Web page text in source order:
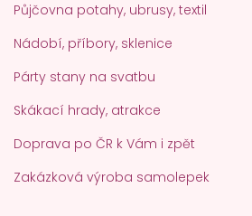
Půjčovna potahy, ubrusy, textil
Nádobí, příbory, sklenice
Párty stany na svatbu
Skákací hrady, atrakce
Doprava po ČR k Vám i zpět
Zakázková výroba samolepek